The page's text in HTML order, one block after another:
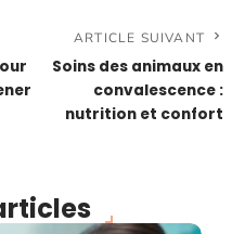
ARTICLE SUIVANT
Soins des animaux en
convalescence :
nutrition et confort